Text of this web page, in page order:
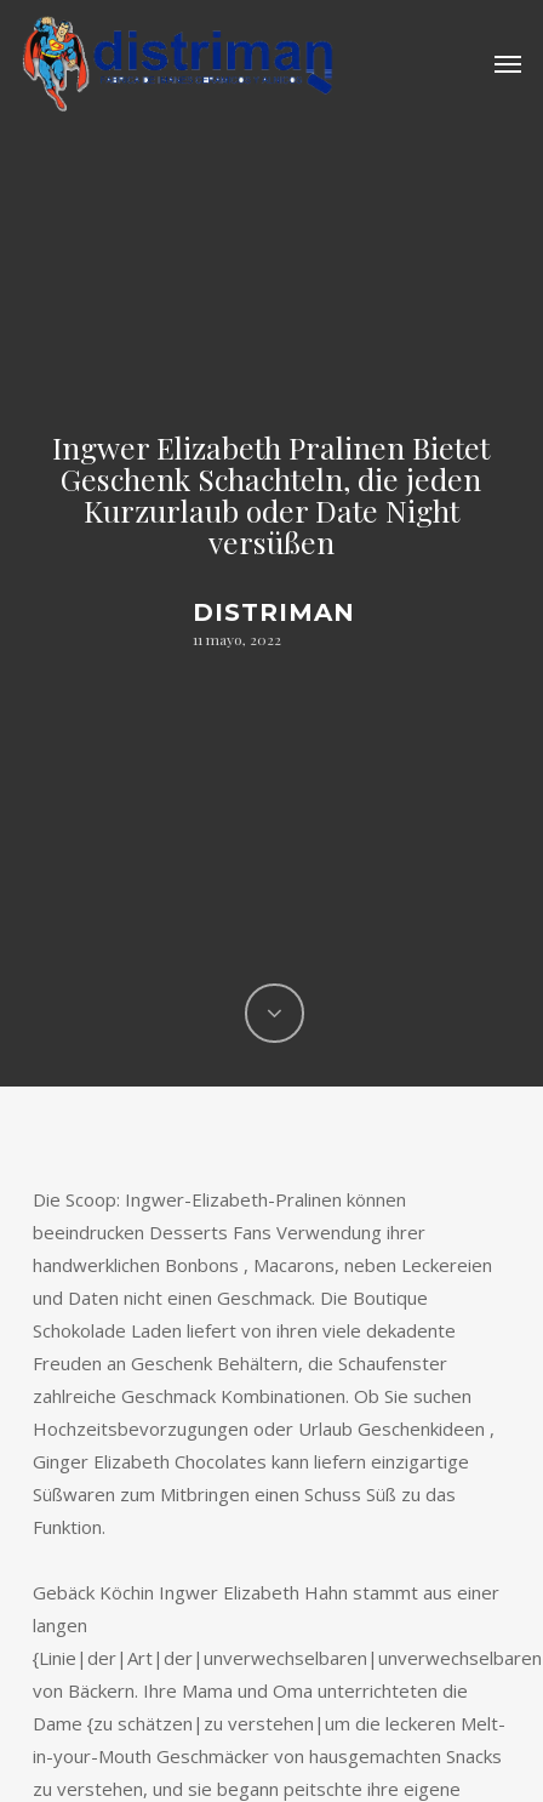
main
content
Ingwer Elizabeth Pralinen Bietet
Geschenk Schachteln, die jeden
Kurzurlaub oder Date Night
versüßen
DISTRIMAN
11 mayo, 2022
Die Scoop: Ingwer-Elizabeth-Pralinen können
beeindrucken Desserts Fans Verwendung ihrer
handwerklichen Bonbons , Macarons, neben Leckereien
und Daten nicht einen Geschmack. Die Boutique
Schokolade Laden liefert von ihren viele dekadente
Freuden an Geschenk Behältern, die Schaufenster
zahlreiche Geschmack Kombinationen. Ob Sie suchen
Hochzeitsbevorzugungen oder Urlaub Geschenkideen ,
Ginger Elizabeth Chocolates kann liefern einzigartige
Süßwaren zum Mitbringen einen Schuss Süß zu das
Funktion.
Gebäck Köchin Ingwer Elizabeth Hahn stammt aus einer
langen
von Bäckern. Ihre Mama und Oma unterrichteten die
Dame {zu schätzen|zu verstehen|um die leckeren Melt-
in-your-Mouth Geschmäcker von hausgemachten Snacks
zu verstehen, und sie begann peitschte ihre eigene